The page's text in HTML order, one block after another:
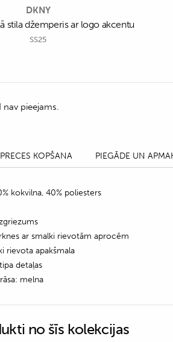
DKNY
stila džemperis ar logo akcentu
SS25
pieejams.
PRECES KOPŠANA PIEGĀDE UN
kokvilna, 40% poliesters
ar smalki rievotām aprocēm
rievota apakšmala
detaļas
melna
no šīs kolekcijas